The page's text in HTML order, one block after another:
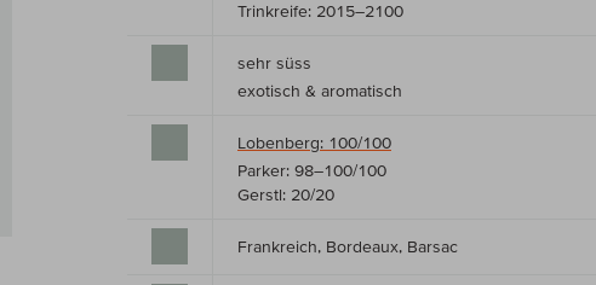
Trinkreife: 2015–2100
sehr süss
exotisch & aromatisch
Lobenberg: 100/100
Parker: 98–100/100
Gerstl: 20/20
Frankreich, Bordeaux, Barsac